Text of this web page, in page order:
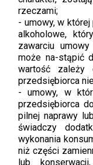
rzeczami;
- umowy, w
alkoholowe,
zawarciu
może na-stąpić
wartość zależy
przedsiębiorca
-
umowy, w
przedsiębiorca
pilnej naprawy
świadczy
wykonania
niż części
lub